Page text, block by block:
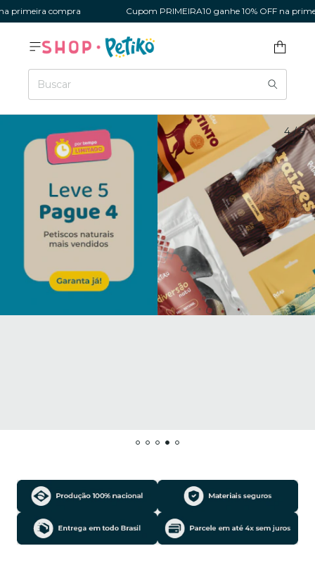
compra Cupom PRIMEIRA10 ganhe 10% OFF na primeira
4/5